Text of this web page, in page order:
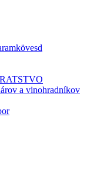
a vinohradníkov